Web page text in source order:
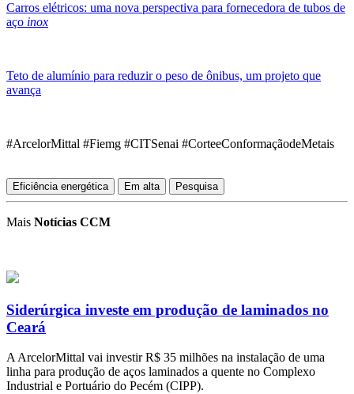
Carros elétricos: uma nova perspectiva para fornecedora de tubos de
aço inox
Teto de alumínio para reduzir o peso de ônibus, um projeto que
avança
#ArcelorMittal #Fiemg #CITSenai #CorteeConformaçãodeMetais
Eficiência energética Em alta Pesquisa
Mais Notícias CCM
Siderúrgica investe em produção de laminados no
Ceará
A ArcelorMittal vai investir R$ 35 milhões na instalação de uma
linha para produção de aços laminados a quente no Complexo
Industrial e Portuário do Pecém (CIPP).